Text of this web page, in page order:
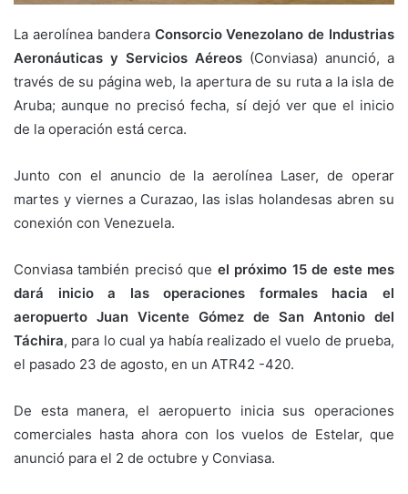
La aerolínea bandera Consorcio Venezolano de Industrias
Aeronáuticas y Servicios Aéreos (Conviasa) anunció, a
través de su página web, la apertura de su ruta a la isla de
Aruba; aunque no precisó fecha, sí dejó ver que el inicio
de la operación está cerca.
Junto con el anuncio de la aerolínea Laser, de operar
martes y viernes a Curazao, las islas holandesas abren su
conexión con Venezuela.
Conviasa también precisó que el próximo 15 de este mes
dará inicio a las operaciones formales hacia el
aeropuerto Juan Vicente Gómez de San Antonio del
Táchira, para lo cual ya había realizado el vuelo de prueba,
el pasado 23 de agosto, en un ATR42 -420.
De esta manera, el aeropuerto inicia sus operaciones
comerciales hasta ahora con los vuelos de Estelar, que
anunció para el 2 de octubre y Conviasa.